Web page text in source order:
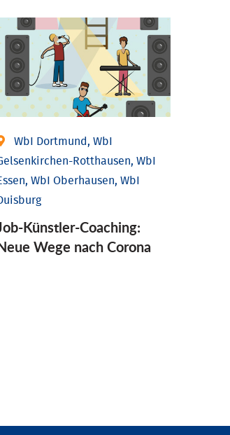
WbI Dortmund, WbI
Rotthausen, WbI
WbI Oberhausen, WbI
Künstler-Coaching:
Wege nach Corona